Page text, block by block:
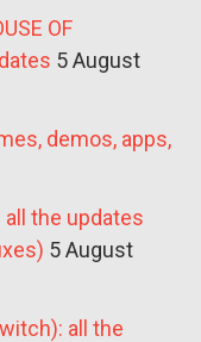
OF
5 August
demos, apps,
the updates
5 August
all the